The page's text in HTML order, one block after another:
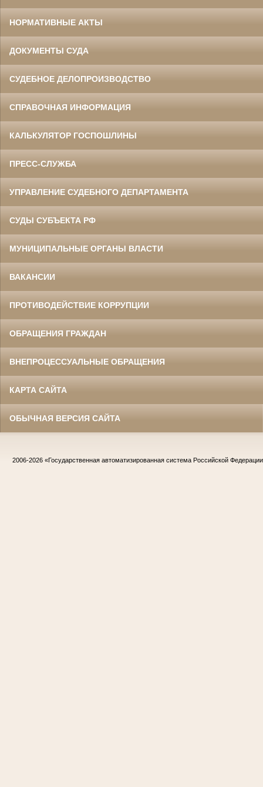
НОРМАТИВНЫЕ АКТЫ
ДОКУМЕНТЫ СУДА
СУДЕБНОЕ ДЕЛОПРОИЗВОДСТВО
СПРАВОЧНАЯ ИНФОРМАЦИЯ
КАЛЬКУЛЯТОР ГОСПОШЛИНЫ
ПРЕСС-СЛУЖБА
УПРАВЛЕНИЕ СУДЕБНОГО ДЕПАРТАМЕНТА
СУДЫ СУБЪЕКТА РФ
МУНИЦИПАЛЬНЫЕ ОРГАНЫ ВЛАСТИ
ВАКАНСИИ
ПРОТИВОДЕЙСТВИЕ КОРРУПЦИИ
ОБРАЩЕНИЯ ГРАЖДАН
ВНЕПРОЦЕССУАЛЬНЫЕ ОБРАЩЕНИЯ
КАРТА САЙТА
ОБЫЧНАЯ ВЕРСИЯ САЙТА
2006-2026 «Государственная автоматизированная система Российской